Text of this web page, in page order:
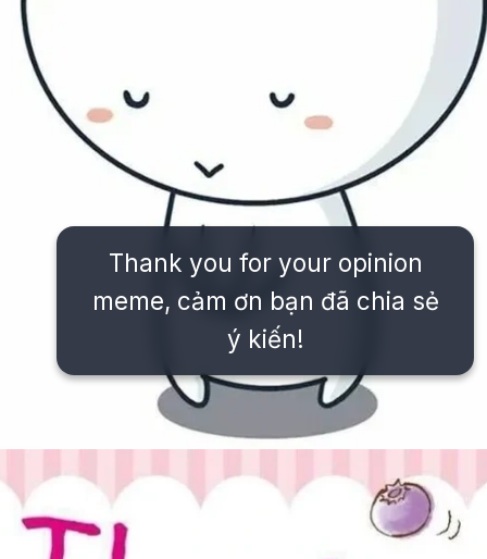
Thank you for your opinion
meme, cảm ơn bạn đã chia sẻ
ý kiến!
Đang mở https://issiloo.edu.vn/meme-thank-you